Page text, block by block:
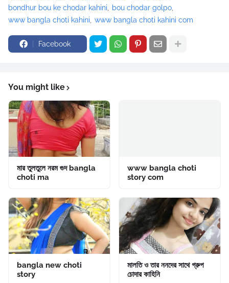
bondhur bou ke chodar kahini
bou chodar golpo
www bangla choti kahini
www bangla choti kahini com
Facebook
You might like
মার তুলতুলে নরম গুদ bangla
choti ma
www bangla choti
story com
bangla new choti
story
মালতি ও তার ননদের সাথে গ্রুপ
চোদার কাহিনি